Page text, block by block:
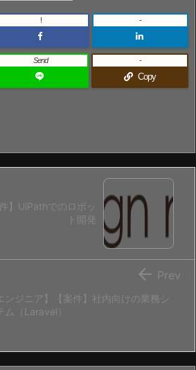
! -
Send
Copy
-
】UiPathでのロボッ
ト開発
ンジニア】【案件】社内向けの業務シ
ム（Laravel）
 Prev